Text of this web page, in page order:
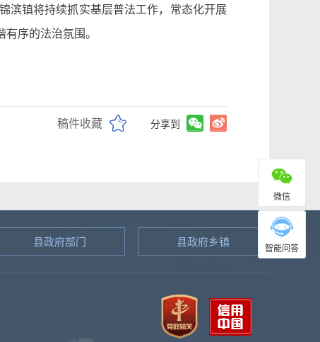
滨镇将持续抓实基层普法工作，常态化开展
序的法治氛围。
稿件收藏 分享到
微信
智能问答
县政府部门 县政府乡镇